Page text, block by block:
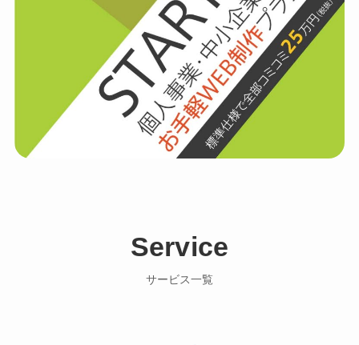
Service
サービス一覧